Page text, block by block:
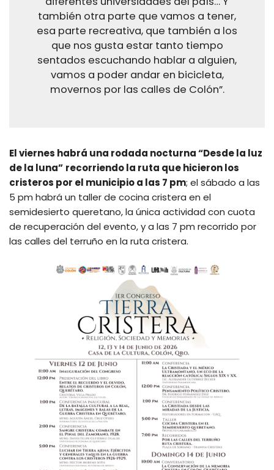
también otra parte que vamos a tener,
esa parte recreativa, que también a los
que nos gusta estar tanto tiempo
sentados escuchando hablar a alguien,
vamos a poder andar en bicicleta,
movernos por las calles de Colón”.
El viernes habrá una rodada nocturna “Desde la luz
de la luna” recorriendo la ruta que hicieron los
cristeros por el municipio a las 7 pm; el sábado a las
5 pm habrá un taller de cocina cristera en el
semidesierto queretano, la única actividad con cuota
de recuperación del evento, y a las 7 pm recorrido por
las calles del terruño en la ruta cristera.